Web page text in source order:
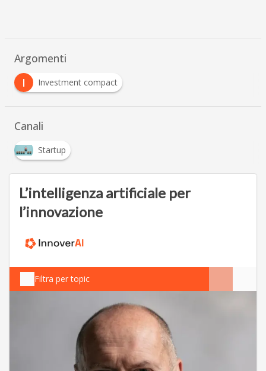
Argomenti
I
Investment compact
Canali
Startup
L’intelligenza artificiale per
l’innovazione
Filtra per topic